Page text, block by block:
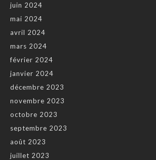
juin 2024
mai 2024
avril 2024
mars 2024
février 2024
janvier 2024
décembre 2023
novembre 2023
octobre 2023
septembre 2023
août 2023
juillet 2023